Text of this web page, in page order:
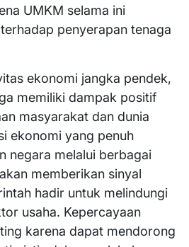
UMKM selama ini
penyerapan tenaga
ekonomi jangka pendek,
memiliki dampak positif
masyarakat dan dunia
ekonomi yang penuh
negara melalui berbagai
memberikan sinyal
hadir untuk melindungi
usaha. Kepercayaan
karena dapat mendorong